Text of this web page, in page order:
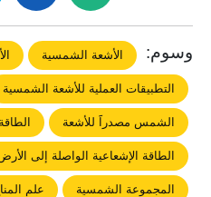
وسوم: الأشعة الشمسية
التطبيقات العملية للأشعة الشمسية
الشمس مصدراََ للأشعة
الطاقة الإشعاعية الواصلة إلى
المجموعة الشمسية علم